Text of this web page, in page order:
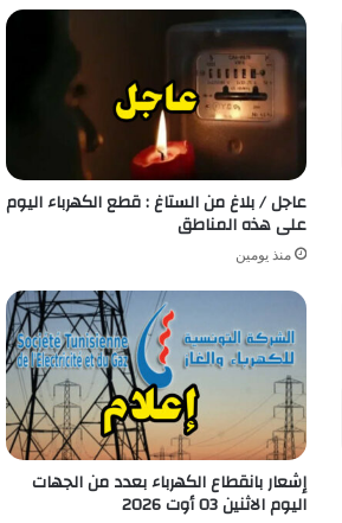
عاجل / بلاغ من الستاغ : قطع الكهرباء اليوم
على هذه المناطق
منذ يومين
إشعار بانقطاع الكهرباء بعدد من الجهات
اليوم الاثنين 03 أوت 2026